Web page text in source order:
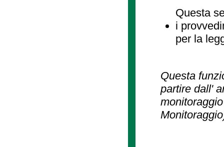
Questa
i
per la
Questa
partire dall'